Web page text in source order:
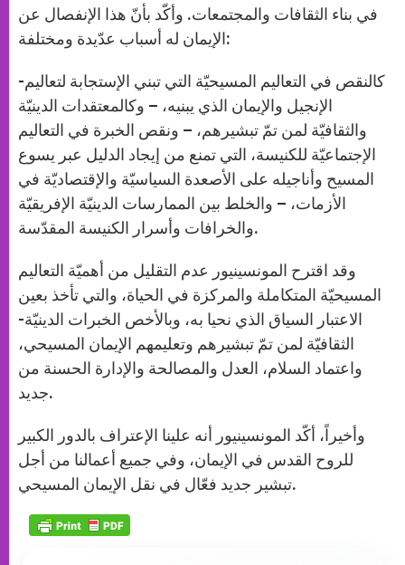
في بناء الثقافات والمجتمعات. وأكّد بأنّ هذا الإنفصال عن
الإيمان له أسباب عدّيدة ومختلفة:
-كالنقص في التعاليم المسيحيّة التي تبني الإستجابة لتعاليم
الإنجيل والإيمان الذي يبنيه، – وكالمعتقدات الدينيّة
والثقافيّة لمن تمّ تبشيرهم، – ونقص الخبرة في التعاليم
الإجتماعيّة للكنيسة، التي تمنع من إيجاد الدليل عبر يسوع
المسيح وأناجيله على الأصعدة السياسيّة والإقتصاديّة في
الأزمات، – والخلط بين الممارسات الدينيّة الإفريقيّة
والخرافات وأسرار الكنيسة المقدّسة.
وقد اقترح المونسينيور عدم التقليل من أهميّة التعاليم
المسيحيّة المتكاملة والمركزة في الحياة، والتي تأخذ بعين
الاعتبار السياق الذي نحيا به، وبالأخص الخبرات الدينيّة-
الثقافيّة لمن تمّ تبشيرهم وتعليمهم الإيمان المسيحي،
واعتماد السلام، العدل والمصالحة والإدارة الحسنة من
جديد.
وأخيراً، أكّد المونسينيور أنه علينا الإعتراف بالدور الكبير
للروح القدس في الإيمان، وفي جميع أعمالنا من أجل
تبشير جديد فعّال في نقل الإيمان المسيحي.